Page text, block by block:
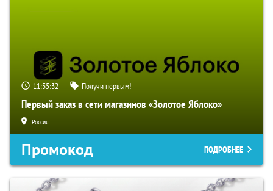
11:35:31 Получи первым!
Первый заказ в сети магазинов «Золотое Яблоко»
Россия
Промокод ПОДРОБНЕЕ